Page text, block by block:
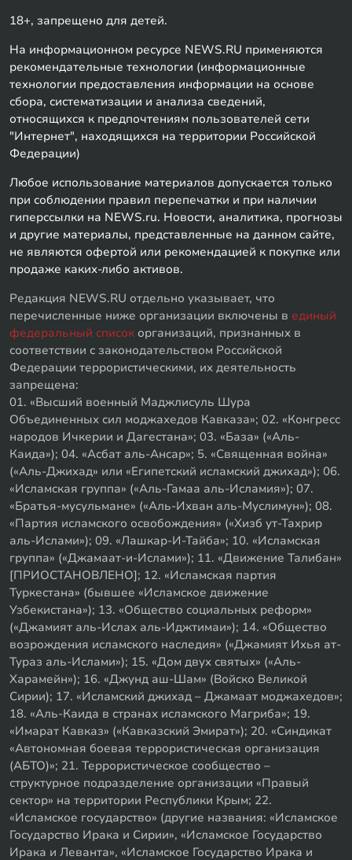
18+, запрещено для детей.
На информационном ресурсе NEWS.RU применяются
рекомендательные технологии (информационные
технологии предоставления информации на основе
сбора, систематизации и анализа сведений,
относящихся к предпочтениям пользователей сети
"Интернет", находящихся на территории Российской
Федерации)
Любое использование материалов допускается только
при соблюдении правил перепечатки и при наличии
гиперссылки на NEWS.ru. Новости, аналитика, прогнозы
и другие материалы, представленные на данном сайте,
не являются офертой или рекомендацией к покупке или
продаже каких-либо активов.
Редакция NEWS.RU отдельно указывает, что
перечисленные ниже организации включены в единый
федеральный список организаций, признанных в
соответствии с законодательством Российской
Федерации террористическими, их деятельность
запрещена:
01. «Высший военный Маджлисуль Шура
Объединенных сил моджахедов Кавказа»; 02. «Конгресс
народов Ичкерии и Дагестана»; 03. «База» («Аль-
Каида»); 04. «Асбат аль-Ансар»; 5. «Священная война»
(«Аль-Джихад» или «Египетский исламский джихад»); 06.
«Исламская группа» («Аль-Гамаа аль-Исламия»); 07.
«Братья-мусульмане» («Аль-Ихван аль-Муслимун»); 08.
«Партия исламского освобождения» («Хизб ут-Тахрир
аль-Ислами»); 09. «Лашкар-И-Тайба»; 10. «Исламская
группа» («Джамаат-и-Ислами»); 11. «Движение Талибан»
[ПРИОСТАНОВЛЕНО]; 12. «Исламская партия
Туркестана» (бывшее «Исламское движение
Узбекистана»); 13. «Общество социальных реформ»
(«Джамият аль-Ислах аль-Иджтимаи»); 14. «Общество
возрождения исламского наследия» («Джамият Ихья ат-
Тураз аль-Ислами»); 15. «Дом двух святых» («Аль-
Харамейн»); 16. «Джунд аш-Шам» (Войско Великой
Сирии); 17. «Исламский джихад – Джамаат моджахедов»;
18. «Аль-Каида в странах исламского Магриба»; 19.
«Имарат Кавказ» («Кавказский Эмират»); 20. «Синдикат
«Автономная боевая террористическая организация
(АБТО)»; 21. Террористическое сообщество –
структурное подразделение организации «Правый
сектор» на территории Республики Крым; 22.
«Исламское государство» (другие названия: «Исламское
Государство Ирака и Сирии», «Исламское Государство
Ирака и Леванта», «Исламское Государство Ирака и